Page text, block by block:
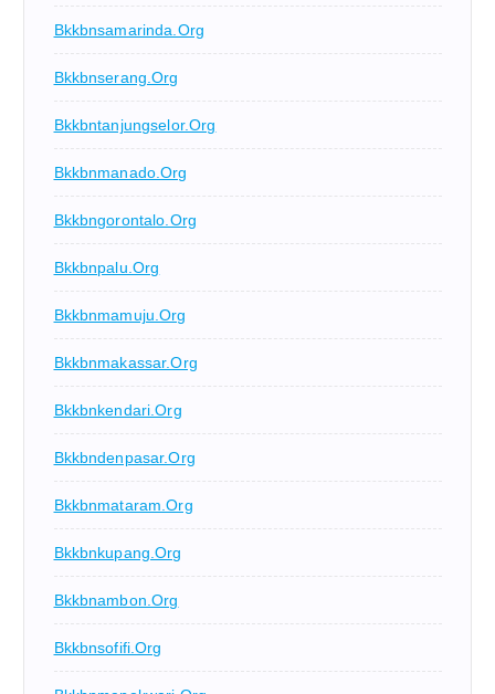
Bkkbnsamarinda.org
Bkkbnserang.org
Bkkbntanjungselor.org
Bkkbnmanado.org
Bkkbngorontalo.org
Bkkbnpalu.org
Bkkbnmamuju.org
Bkkbnmakassar.org
Bkkbnkendari.org
Bkkbndenpasar.org
Bkkbnmataram.org
Bkkbnkupang.org
Bkkbnambon.org
Bkkbnsofifi.org